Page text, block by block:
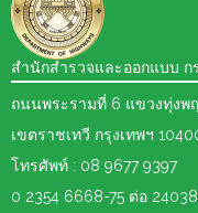
สำนักสำรวจและออกแบบ ก
ถนนพระรามที่ 6 แขวงทุ่งพ
เขตราชเทวี กรุงเทพฯ
โทรศัพท์ : 08 9677 9397
0 2354 6668-75 ต่อ 24038